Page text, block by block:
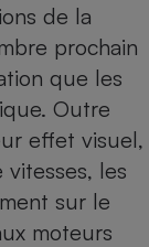
de la
prochain
que les
Outre
effet visuel,
les
sur le
moteurs